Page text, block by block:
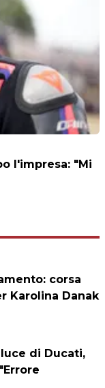
l'impresa: "Mi
corsa
Karolina Danak
di Ducati,